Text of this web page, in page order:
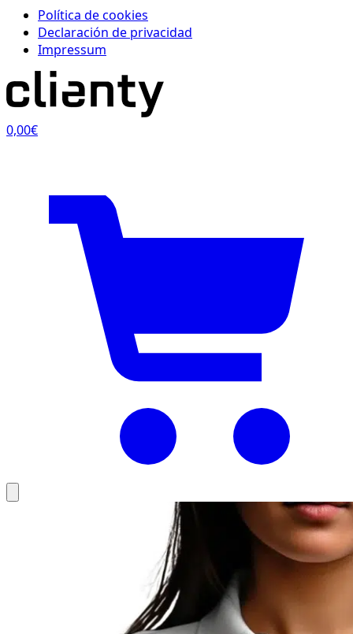
Política de cookies
Declaración de privacidad
Impressum
0,00€